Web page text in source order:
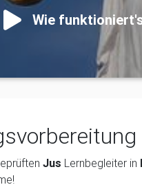
Wie
Jus Lernbegleiter in